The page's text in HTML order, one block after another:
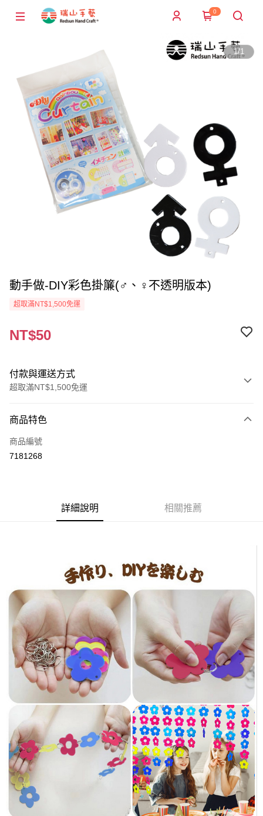
0
1/1
動手做-DIY彩色掛簾(♂、♀不透明版本)
超取滿NT$1,500免運
NT$50
付款與運送方式
超取滿NT$1,500免運
信用卡一次付款
超商取貨付款
每筆NT$60，滿NT$1,500(含以上)免運費
付款後全家取貨
每筆NT$60，滿NT$1,500(含以上)免運費
7-11取貨付款
每筆NT$60，滿NT$1,500(含以上)免運費
付款後7-11取貨
每筆NT$60，滿NT$1,500(含以上)免運費
宅配 新竹物流
每筆NT$130，滿NT$2,000(含以上)免運費
商品特色
商品編號
7181268
詳細說明 相關推薦